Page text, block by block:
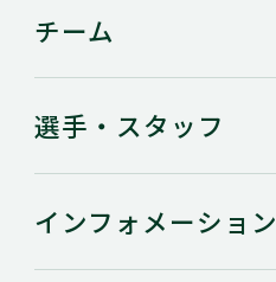
チーム
選手・スタッフ
インフォメーション